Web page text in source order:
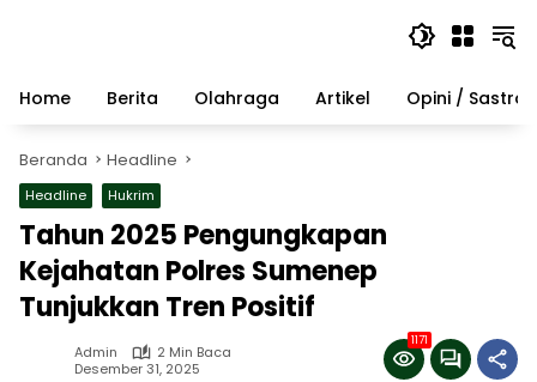
Home
Berita Olahraga Artikel Opini / Sastra
Beranda Headline
Headline Hukrim
Tahun 2025 Pengungkapan
Kejahatan Polres Sumenep
Tunjukkan Tren Positif
Admin
2 Min Baca
Desember 31, 2025
1171